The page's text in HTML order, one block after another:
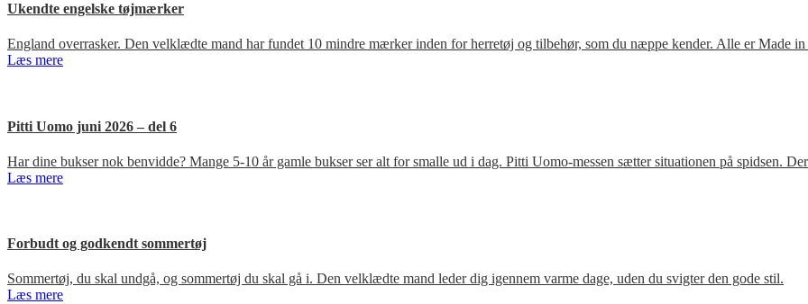
Ukendte engelske tøjmærker
England overrasker. Den velklædte mand har fundet 10 mindre mærker inden for herretøj og tilbehør, som du næppe kender. Alle er Made
Læs mere
Pitti Uomo juni 2026 – del 6
Har dine bukser nok benvidde? Mange 5-10 år gamle bukser ser alt for smalle ud i dag. Pitti Uomo-messen sætter situationen på spidsen.
Læs mere
Forbudt og godkendt sommertøj
Sommertøj, du skal undgå, og sommertøj du skal gå i. Den velklædte mand leder dig igennem varme dage, uden du svigter den gode stil.
Læs mere